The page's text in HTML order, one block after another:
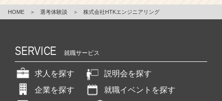
C
a
r）
HOME ＞ 選考体験談 ＞ 株式会社HTKエンジニアリング
SERVICE 就職サービス
求人を探す
説明会を探す
企業を探す
就職イベントを探す